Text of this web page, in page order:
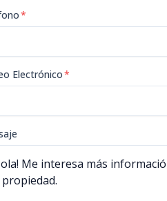
*
Electrónico*